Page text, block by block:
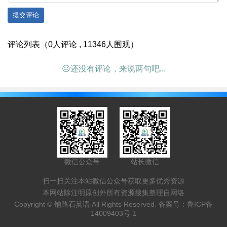
提交评论
评论列表（0人评论 , 11346人围观）
☹还没有评论，来说两句吧...
微信公众号 站长微信
扫一扫关注本站微信公众号获取更多优秀资源
本网站除注明原创外所有资源搜集整理自网络
Copyright © 铺路石英语 All Rights Reserved. 备案号： 鲁ICP备
14009403号-1